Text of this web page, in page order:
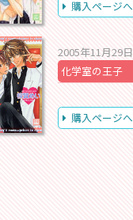
購入ページへ
2005年11月29日
化学室の王子
購入ページへ